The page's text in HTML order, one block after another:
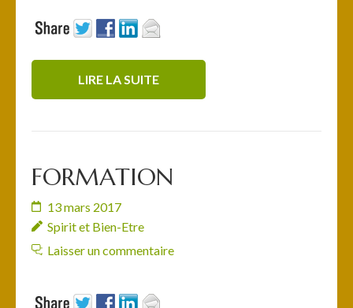
LIRE LA SUITE
FORMATION
13 mars 2017
Spirit et Bien-Etre
Laisser un commentaire